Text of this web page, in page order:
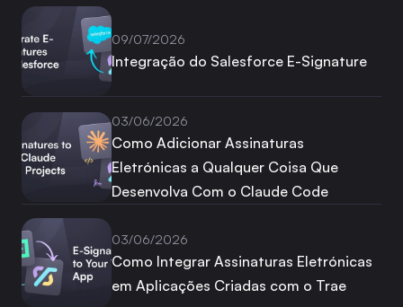
09/07/2026
Integração do Salesforce E-Signature
03/06/2026
Como Adicionar Assinaturas
Eletrónicas a Qualquer Coisa Que
Desenvolva Com o Claude Code
03/06/2026
Como Integrar Assinaturas Eletrónicas
em Aplicações Criadas com o Trae